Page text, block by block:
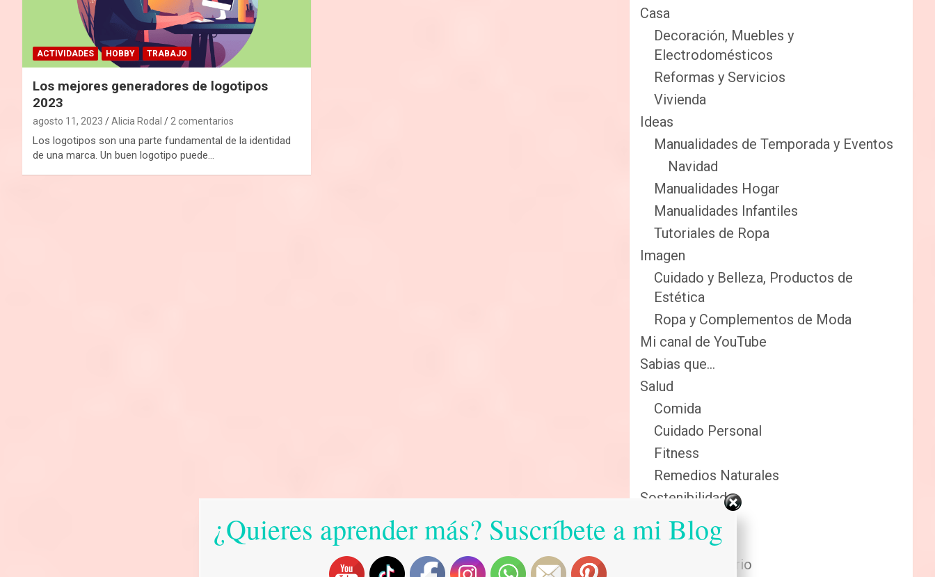
ACTIVIDADES HOBBY TRABAJO
Los mejores generadores de logotipos
2023
agosto 11, 2023 Alicia Rodal 2 comentarios
Los logotipos son una parte fundamental de la identidad
de una marca. Un buen logotipo puede…
Casa
Decoración, Muebles y
Electrodomésticos
Reformas y Servicios
Vivienda
Ideas
Manualidades de Temporada y Eventos
Navidad
Manualidades Hogar
Manualidades Infantiles
Tutoriales de Ropa
Imagen
Cuidado y Belleza, Productos de
Estética
Ropa y Complementos de Moda
Mi canal de YouTube
Sabias que…
Salud
Comida
Cuidado Personal
Fitness
Remedios Naturales
Sostenibilidad
Reciclaje
Renovables
Sector Primario
¿Quieres aprender más? Suscríbete a mi Blog